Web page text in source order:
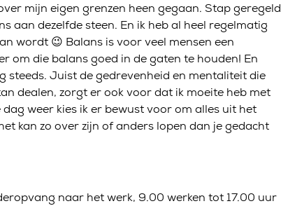
mijn eigen grenzen heen gegaan. Stap geregeld
aan dezelfde steen. En ik heb al heel regelmatig
wordt 😉 Balans is voor veel mensen een
om die balans goed in de gaten te houden! En
steeds. Juist de gedrevenheid en mentaliteit die
dealen, zorgt er ook voor dat ik moeite heb met
weer kies ik er bewust voor om alles uit het
kan zo over zijn of anders lopen dan je gedacht
naar het werk, 9.00 werken tot 17.00 uur